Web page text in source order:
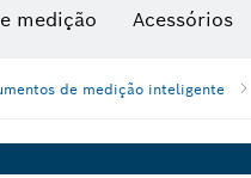
medição Acessórios
de medição inteligente